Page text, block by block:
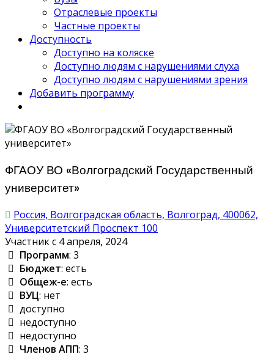
Отраслевые проекты
Частные проекты
Доступность
Доступно на коляске
Доступно людям с нарушениями слуха
Доступно людям с нарушениями зрения
Добавить программу
ФГАОУ ВО «Волгоградский Государственный
университет»
Россия, Волгоградская область, Волгоград, 400062,
Университетский Проспект 100
Участник с 4 апреля, 2024
Программ: 3
Бюджет: есть
Общеж-е: есть
ВУЦ: нет
доступно
недоступно
недоступно
Членов АПП: 3